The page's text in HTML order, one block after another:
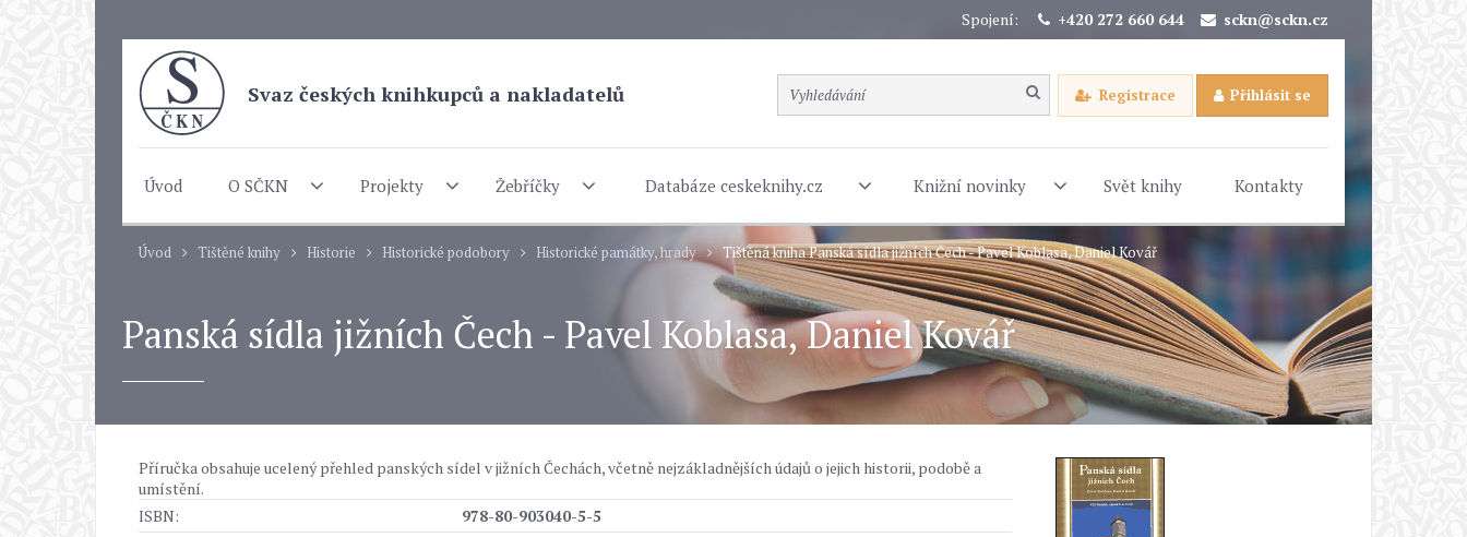
Spojení: +420 272 660 644 sckn@sckn.cz
Svaz českých knihkupců a nakladatelů Registrace Přihlásit se
Úvod O SČKN Projekty Žebříčky Databáze ceskeknihy.cz Knižní novinky Svět knihy Kontakty
Úvod Tištěné knihy Historie Historické podobory Historické památky, hrady Tištěná kniha Panská sídla jižních Čech - Pavel Koblasa, Daniel Kovář
Panská sídla jižních Čech - Pavel Koblasa, Daniel Kovář
Příručka obsahuje ucelený přehled panských sídel v jižních Čechách, včetně nejzákladnějších údajů o jejich historii, podobě a
umístění.
ISBN:
978-80-903040-5-5